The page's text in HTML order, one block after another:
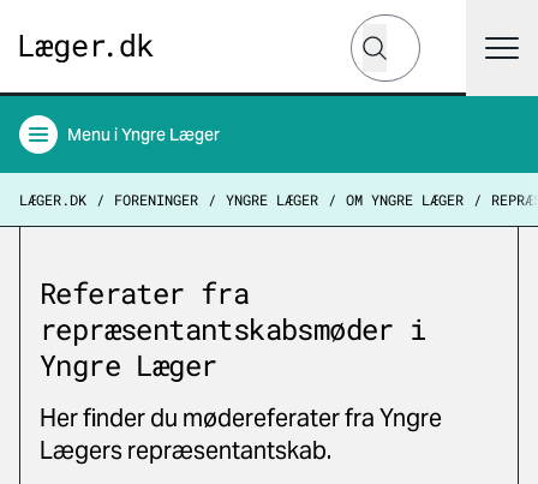
Hvad leder du efter?
Søg
Menu i Yngre Læger
LÆGER.DK FORENINGER YNGRE LÆGER OM YNGRE LÆGER
Referater fra
repræsentantskabsmøder i
Yngre Læger
Her finder du mødereferater fra Yngre
Lægers repræsentantskab.